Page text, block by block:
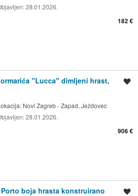
28.01.2026.
182 €
"Lucca" dimljeni hrast,
Novi Zagreb - Zapad, Ježdovec
28.01.2026.
906 €
boja hrasta konstruirano